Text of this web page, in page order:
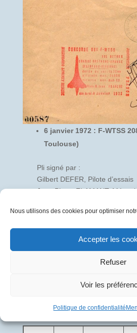
Nous utilisons des cookies pour optimiser
Accepter les
Refuser
Voir les
Politique de confidentialité
6 janvier 1972 : F-WTSS
Toulouse)
Pli signé par :
Gilbert DEFER, Pilote d’essais
Jean Pierre FLAMANT,
Michel RETIF, Mécanicien